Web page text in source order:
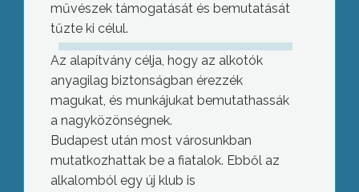
művészek támogatását és bemutatását
tűzte ki célul.
Az alapítvány célja, hogy az alkotók
anyagilag biztonságban érezzék
magukat, és munkájukat bemutathassák
a nagyközönségnek.
Budapest után most városunkban
mutatkozhattak be a fiatalok. Ebből az
alkalomból egy új klub is